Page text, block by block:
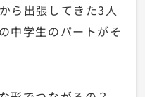
ら出張してきた3人
中学生のパートがそ